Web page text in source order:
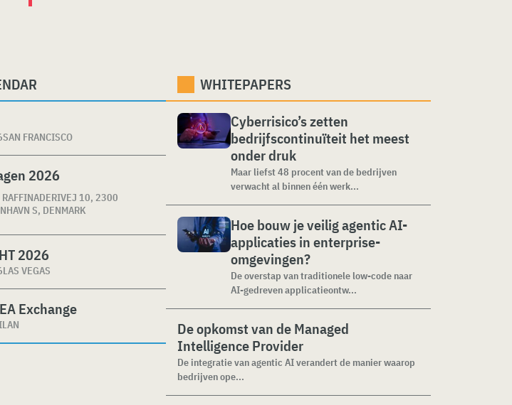
SAN FRANCISCO
2026
RAFFINADERIVEJ 10, 2300
S, DENMARK
2026
LAS VEGAS
Exchange
WHITEPAPERS
Cyberrisico’s zetten
bedrijfscontinuïteit het meest
onder druk
Maar liefst 48 procent van de bedrijven
verwacht al binnen één werk...
Hoe bouw je veilig agentic AI-
applicaties in enterprise-
omgevingen?
De overstap van traditionele low-code naar
AI-gedreven applicatieontw...
De opkomst van de Managed
Intelligence Provider
De integratie van agentic AI verandert de manier waarop
bedrijven ope...